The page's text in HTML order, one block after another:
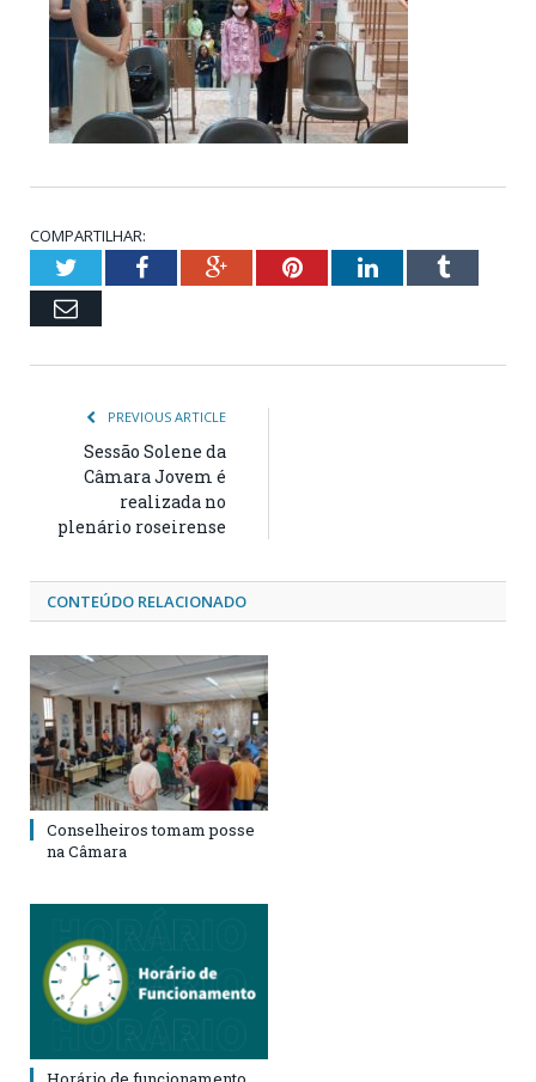
COMPARTILHAR:
TwitterFacebookGoogle+PinterestLinkedInTumblr
Email
PREVIOUS ARTICLE
Sessão Solene da
Câmara Jovem é
realizada no
plenário roseirense
CONTEÚDO RELACIONADO
Conselheiros tomam posse
na Câmara